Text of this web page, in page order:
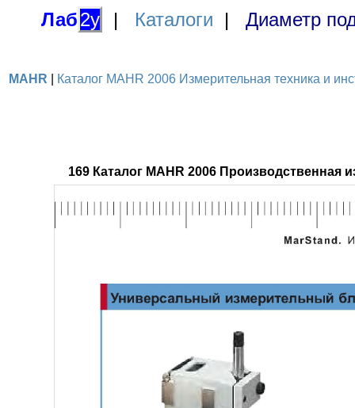
Лаб2у | Каталоги | Диаметр
MAHR Каталог MAHR 2006 Измерительная техника и
169 Каталог MAHR 2006 Производственная